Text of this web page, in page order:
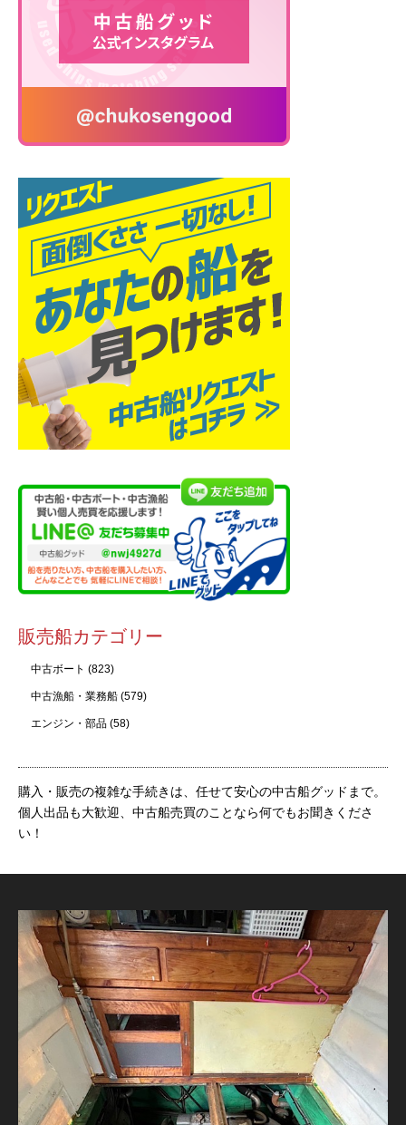
販売船カテゴリー
中古ボート (823)
中古漁船・業務船 (579)
エンジン・部品 (58)
購入・販売の複雑な手続きは、任せて安心の中古船グッドまで。
個人出品も大歓迎、中古船売買のことなら何でもお聞きくださ
い！